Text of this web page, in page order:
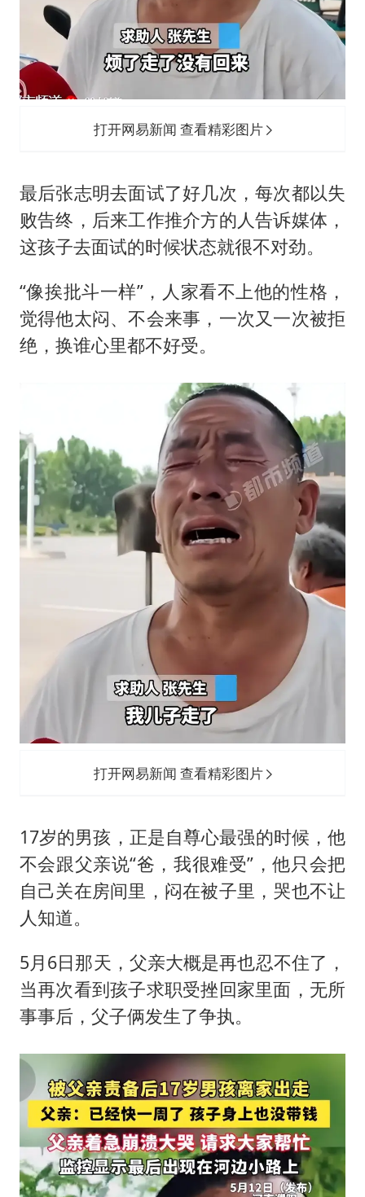
打开网易新闻 查看精彩图片
最后张志明去面试了好几次，每次都以失
败告终，后来工作推介方的人告诉媒体，
这孩子去面试的时候状态就很不对劲。
“像挨批斗一样”，人家看不上他的性格，
觉得他太闷、不会来事，一次又一次被拒
绝，换谁心里都不好受。
打开网易新闻 查看精彩图片
17岁的男孩，正是自尊心最强的时候，他
不会跟父亲说“爸，我很难受”，他只会把
自己关在房间里，闷在被子里，哭也不让
人知道。
5月6日那天，父亲大概是再也忍不住了，
当再次看到孩子求职受挫回家里面，无所
事事后，父子俩发生了争执。